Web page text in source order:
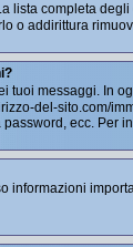
lista completa
o addirittura
tuoi messaggi. In
del-sito.com/
ecc. Per
informazioni